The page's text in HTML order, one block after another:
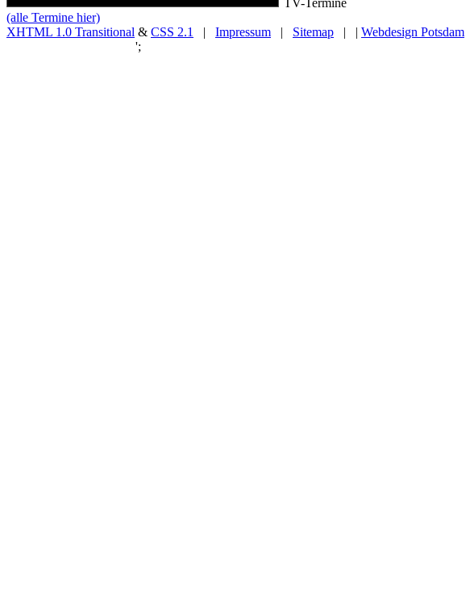
TV-Termine
(alle Termine hier)
XHTML 1.0 Transitional & CSS 2.1 | Impressum | Sitemap | | Webdesign Potsdam
';